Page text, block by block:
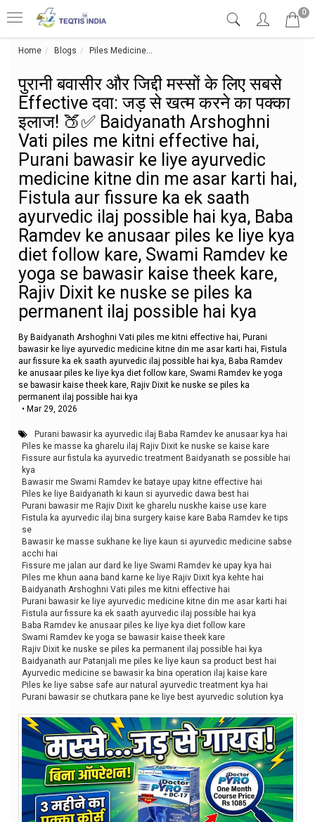
0
Home Blogs Piles Medicine
पुरानी बवासीर और जिद्दी मस्सों के लिए सबसे
Effective दवा: जड़ से खत्म करने का पक्का
इलाज! 🍑✅ Baidyanath Arshoghni
Vati piles me kitni effective hai,
Purani bawasir ke liye ayurvedic
medicine kitne din me asar karti hai,
Fistula aur fissure ka ek saath
ayurvedic ilaj possible hai kya, Baba
Ramdev ke anusaar piles ke liye kya
diet follow kare, Swami Ramdev ke
yoga se bawasir kaise theek kare,
Rajiv Dixit ke nuske se piles ka
permanent ilaj possible hai kya
By Baidyanath Arshoghni Vati piles me kitni effective hai, Purani
bawasir ke liye ayurvedic medicine kitne din me asar karti hai, Fistula
aur fissure ka ek saath ayurvedic ilaj possible hai kya, Baba Ramdev
ke anusaar piles ke liye kya diet follow kare, Swami Ramdev ke yoga
se bawasir kaise theek kare, Rajiv Dixit ke nuske se piles ka
permanent ilaj possible hai kya
• Mar 29, 2026
Purani bawasir ka ayurvedic ilaj Baba Ramdev ke anusaar kya hai
Piles ke masse ka gharelu ilaj Rajiv Dixit ke nuske se kaise kare
Fissure aur fistula ka ayurvedic treatment Baidyanath se possible hai
kya
Bawasir me Swami Ramdev ke bataye upay kitne effective hai
Piles ke liye Baidyanath ki kaun si ayurvedic dawa best hai
Purani bawasir me Rajiv Dixit ke gharelu nuskhe kaise use kare
Fistula ka ayurvedic ilaj bina surgery kaise kare Baba Ramdev ke tips
se
Bawasir ke masse sukhane ke liye kaun si ayurvedic medicine sabse
acchi hai
Fissure me jalan aur dard ke liye Swami Ramdev ke upay kya hai
Piles me khun aana band karne ke liye Rajiv Dixit kya kehte hai
Baidyanath Arshoghni Vati piles me kitni effective hai
Purani bawasir ke liye ayurvedic medicine kitne din me asar karti hai
Fistula aur fissure ka ek saath ayurvedic ilaj possible hai kya
Baba Ramdev ke anusaar piles ke liye kya diet follow kare
Swami Ramdev ke yoga se bawasir kaise theek kare
Rajiv Dixit ke nuske se piles ka permanent ilaj possible hai kya
Baidyanath aur Patanjali me piles ke liye kaun sa product best hai
Ayurvedic medicine se bawasir ka bina operation ilaj kaise kare
Piles ke liye sabse safe aur natural ayurvedic treatment kya hai
Purani bawasir se chutkara pane ke liye best ayurvedic solution kya